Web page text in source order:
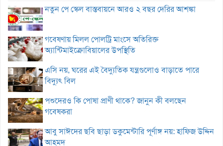
নতুন পে স্কেল বাস্তবায়নে আরও ২ বছর দেরির আশঙ্কা
গবেষণায় মিলল পোলট্রি মাংসে অতিরিক্ত
অ্যান্টিমাইক্রোবিয়ালের উপস্থিতি
এসি নয়, ঘরের এই বৈদ্যুতিক যন্ত্রগুলোও বাড়াতে পারে
বিদ্যুৎ বিল
পশুদেরও কি পোষা প্রাণী থাকে? জানুন কী বলছেন
গবেষকরা
আবু সাঈদের ছবি ছাড়া ডকুমেন্টারি পূর্ণাঙ্গ নয়: হাফিজ উদ্দিন
আহমদ